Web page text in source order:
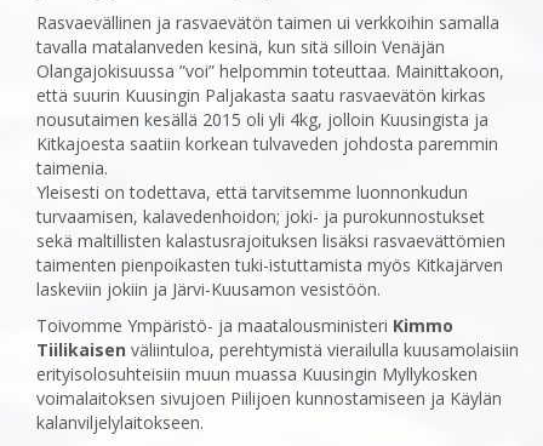
Rasvaevällinen ja rasvaevätön taimen ui verkkoihin samalla
tavalla matalanveden kesinä, kun sitä silloin Venäjän
Olangajokisuussa ”voi” helpommin toteuttaa. Mainittakoon,
että suurin Kuusingin Paljakasta saatu rasvaevätön kirkas
nousutaimen kesällä 2015 oli yli 4kg, jolloin Kuusingista ja
Kitkajoesta saatiin korkean tulvaveden johdosta paremmin
taimenia.
Yleisesti on todettava, että tarvitsemme luonnonkudun
turvaamisen, kalavedenhoidon; joki- ja purokunnostukset
sekä maltillisten kalastusrajoituksen lisäksi rasvaevättömien
taimenten pienpoikasten tuki-istuttamista myös Kitkajärven
laskeviin jokiin ja Järvi-Kuusamon vesistöön.
Toivomme Ympäristö- ja maatalousministeri Kimmo
Tiilikaisen väliintuloa, perehtymistä vierailulla kuusamolaisiin
erityisolosuhteisiin muun muassa Kuusingin Myllykosken
voimalaitoksen sivujoen Piilijoen kunnostamiseen ja Käylän
kalanviljelylaitokseen.